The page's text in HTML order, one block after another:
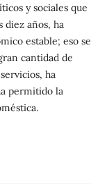
y sociales que
años, ha
estable; eso se
cantidad de
ha
permitido la